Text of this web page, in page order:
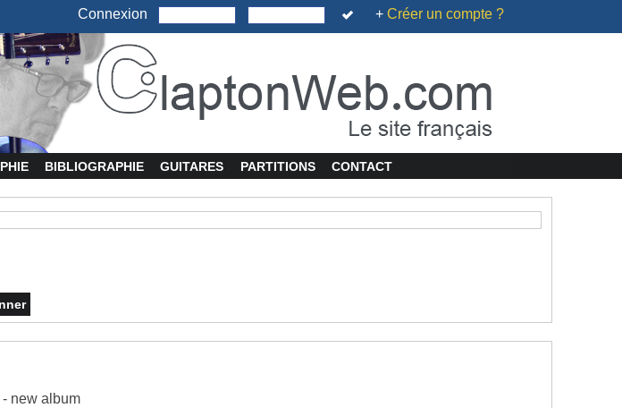
Connexion + Créer un compte ?
BIBLIOGRAPHIE GUITARES PARTITIONS CONTACT
new album